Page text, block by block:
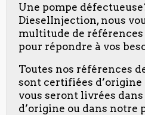
Une pompe
DieselInjection, nous
multitude de références
pour répondre à vos
Toutes nos références
sont certifiées
vous seront livrées
d’origine ou dans notre